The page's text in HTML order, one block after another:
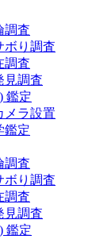
調査
ボり調査
調査
見調査
鑑定
メラ設置
鑑定
調査
ボり調査
調査
見調査
鑑定